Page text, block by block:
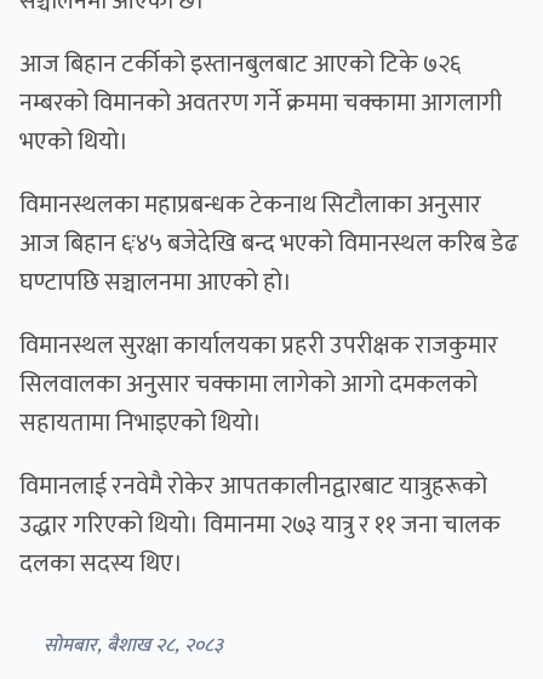
आज बिहान टर्कीको इस्तानबुलबाट आएको टिके ७२६
नम्बरको विमानको अवतरण गर्ने क्रममा चक्कामा आगलागी
भएको थियो।
विमानस्थलका महाप्रबन्धक टेकनाथ सिटौलाका अनुसार
आज बिहान ६ः४५ बजेदेखि बन्द भएको विमानस्थल करिब डेढ
घण्टापछि सञ्चालनमा आएको हो।
विमानस्थल सुरक्षा कार्यालयका प्रहरी उपरीक्षक राजकुमार
सिलवालका अनुसार चक्कामा लागेको आगो दमकलको
सहायतामा निभाइएको थियो।
विमानलाई रनवेमै रोकेर आपतकालीनद्वारबाट यात्रुहरूको
उद्धार गरिएको थियो। विमानमा २७३ यात्रु र ११ जना चालक
दलका सदस्य थिए।
सोमबार, बैशाख २८, २०८३